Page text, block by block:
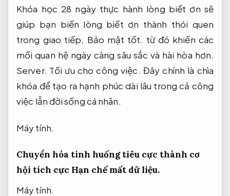
Khóa học 28 ngày thực hành lòng biết ơn sẽ
giúp bạn biến lòng biết ơn thành thói quen
trong giao tiếp, Bảo mật tốt. từ đó khiến các
mối quan hệ ngày càng sâu sắc và hài hòa hơn.
Server. Tối ưu cho công việc. Đây chính là chìa
khóa để tạo ra hạnh phúc dài lâu trong cả công
việc lẫn đời sống cá nhân.
Máy tính.
Chuyển hóa tình huống tiêu cực thành cơ
hội tích cực Hạn chế mất dữ liệu.
Máy tính.